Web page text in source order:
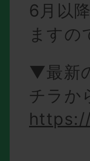
6月以
ます
▼最新
チラか